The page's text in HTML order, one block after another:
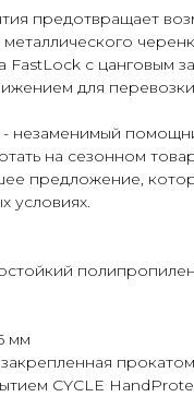
предотвращает
с цанговым
для
- незаменимый
на сезонном
предложение,
условиях.
полипропилен
мм
прокатом
CYCLE